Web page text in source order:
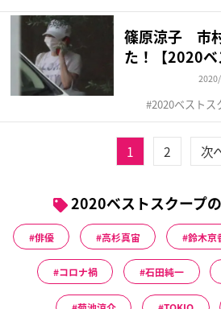
篠原涼子 市
た！【2020ベ
2020ベストス
1 2 次
2020ベストスクープ
俳優 高杉真宙 鈴木京
コロナ禍 石田純一